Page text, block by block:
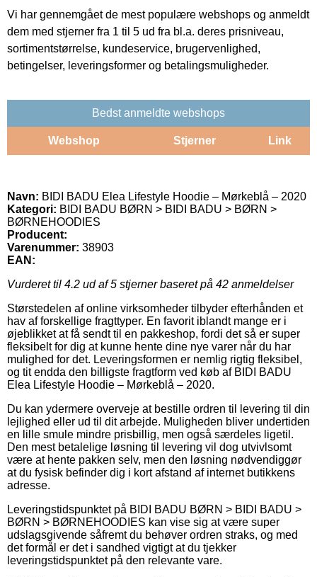
Vi har gennemgået de mest populære webshops og anmeldt
dem med stjerner fra 1 til 5 ud fra bl.a. deres prisniveau,
sortimentstørrelse, kundeservice, brugervenlighed,
betingelser, leveringsformer og betalingsmuligheder.
Bedst anmeldte webshops
Webshop Stjerner Link
Navn: BIDI BADU Elea Lifestyle Hoodie – Mørkeblå – 2020
Kategori: BIDI BADU BØRN > BIDI BADU > BØRN >
BØRNEHOODIES
Producent:
Varenummer: 38903
EAN:
Vurderet til 4.2 ud af 5 stjerner baseret på 42 anmeldelser
Størstedelen af online virksomheder tilbyder efterhånden et
hav af forskellige fragttyper. En favorit iblandt mange er i
øjeblikket at få sendt til en pakkeshop, fordi det så er super
fleksibelt for dig at kunne hente dine nye varer når du har
mulighed for det. Leveringsformen er nemlig rigtig fleksibel,
og tit endda den billigste fragtform ved køb af BIDI BADU
Elea Lifestyle Hoodie – Mørkeblå – 2020.
Du kan ydermere overveje at bestille ordren til levering til din
lejlighed eller ud til dit arbejde. Muligheden bliver undertiden
en lille smule mindre prisbillig, men også særdeles ligetil.
Den mest betalelige løsning til levering vil dog utvivlsomt
være at hente pakken selv, men den løsning nødvendiggør
at du fysisk befinder dig i kort afstand af internet butikkens
adresse.
Leveringstidspunktet på BIDI BADU BØRN > BIDI BADU >
BØRN > BØRNEHOODIES kan vise sig at være super
udslagsgivende såfremt du behøver ordren straks, og med
det formål er det i sandhed vigtigt at du tjekker
leveringstidspunktet på den relevante vare.